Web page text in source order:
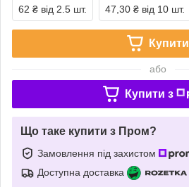
62 ₴ від 2.5 шт. 47,30 ₴ від 10 шт.
Купити
або
Купити з
Що таке купити з Пром?
Замовлення під захистом
Доступна доставка